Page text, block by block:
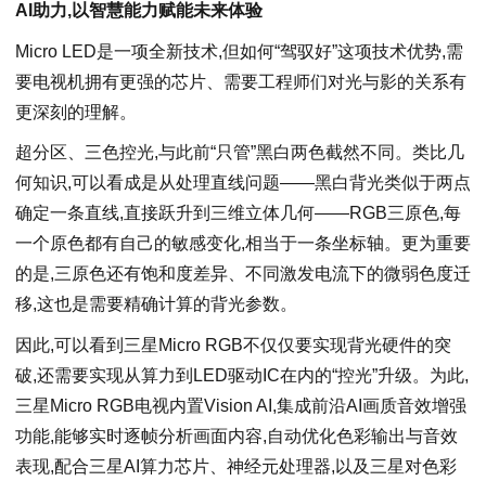
AI助力,以智慧能力赋能未来体验
Micro LED是一项全新技术,但如何“驾驭好”这项技术优势,需
要电视机拥有更强的芯片、需要工程师们对光与影的关系有
更深刻的理解。
超分区、三色控光,与此前“只管”黑白两色截然不同。类比几
何知识,可以看成是从处理直线问题——黑白背光类似于两点
确定一条直线,直接跃升到三维立体几何——RGB三原色,每
一个原色都有自己的敏感变化,相当于一条坐标轴。更为重要
的是,三原色还有饱和度差异、不同激发电流下的微弱色度迁
移,这也是需要精确计算的背光参数。
因此,可以看到三星Micro RGB不仅仅要实现背光硬件的突
破,还需要实现从算力到LED驱动IC在内的“控光”升级。为此,
三星Micro RGB电视内置Vision AI,集成前沿AI画质音效增强
功能,能够实时逐帧分析画面内容,自动优化色彩输出与音效
表现,配合三星AI算力芯片、神经元处理器,以及三星对色彩